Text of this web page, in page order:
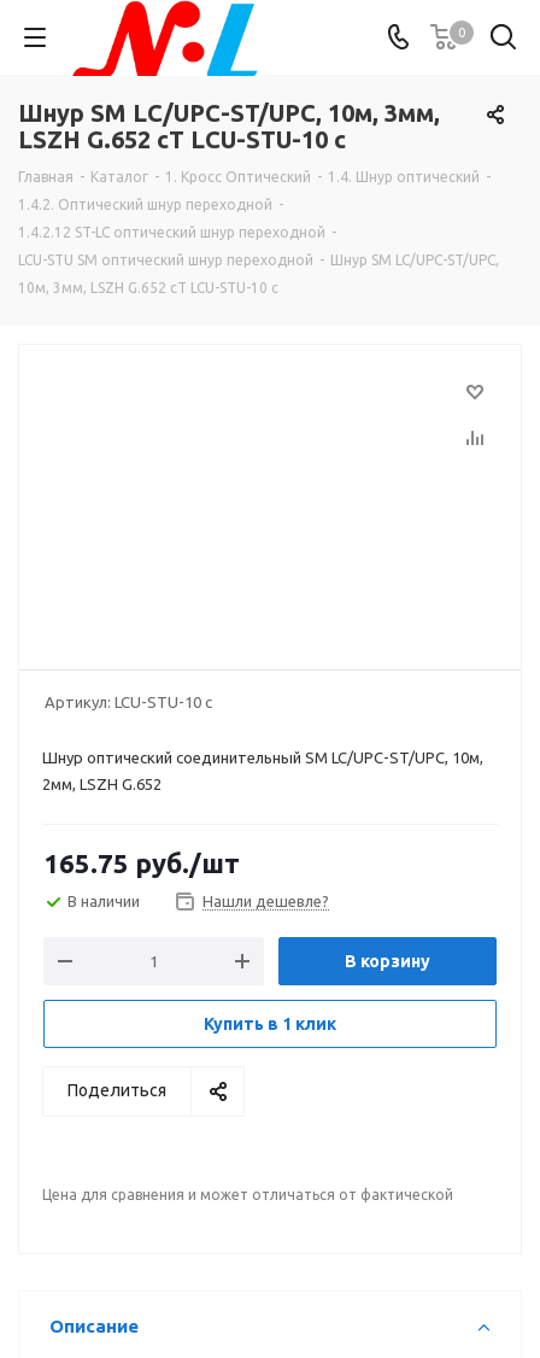
0
Шнур SM LC/UPC-ST/UPC, 10м, 3мм,
LSZH G.652 cT LCU-STU-10 c
Главная - Каталог - 1. Кросс Оптический - 1.4. Шнур оптический -
1.4.2. Оптический шнур переходной -
1.4.2.12 ST-LC оптический шнур переходной -
LCU-STU SM оптический шнур переходной - Шнур SM LC/UPC-ST/UPC,
10м, 3мм, LSZH G.652 cT LCU-STU-10 c
Артикул: LCU-STU-10 c
Шнур оптический соединительный SM LC/UPC-ST/UPC, 10м,
2мм, LSZH G.652
165.75 руб./шт
В наличии Нашли дешевле?
В корзину
Купить в 1 клик
Поделиться
Цена для сравнения и может отличаться от фактической
Описание